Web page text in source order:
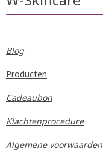
Blog
Producten
Cadeaubon
Klachtenprocedure
Algemene voorwaarden